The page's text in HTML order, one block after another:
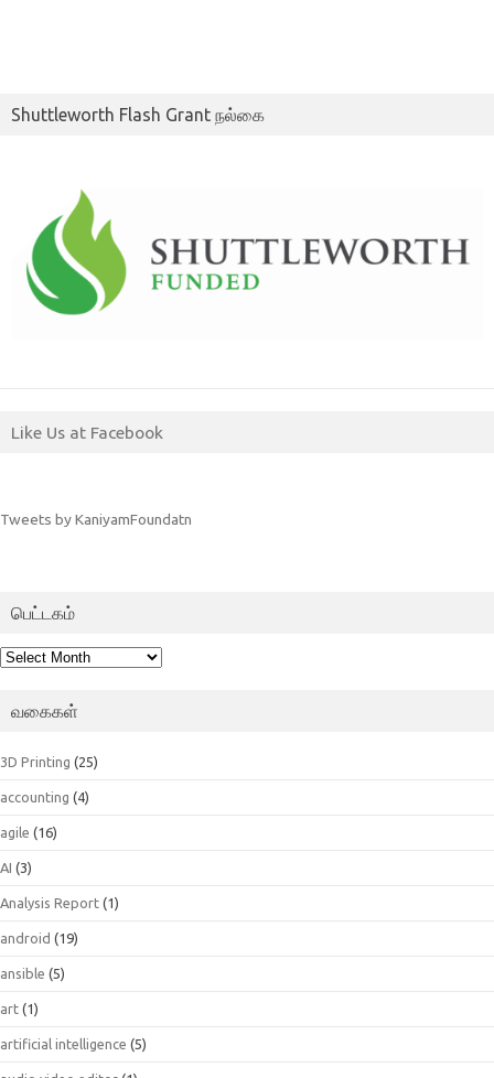
Shuttleworth Flash Grant நல்கை
Like Us at Facebook
Tweets by KaniyamFoundatn
பெட்டகம்
பெட்டகம்
வகைகள்
3D Printing (25)
accounting (4)
agile (16)
AI (3)
Analysis Report (1)
android (19)
ansible (5)
art (1)
artificial intelligence (5)